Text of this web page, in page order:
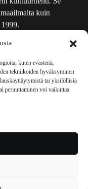
kuten evästeitä,
tekniikoiden hyväksyminen
tai yksilöllisiä
peruuttaminen voi vaikuttaa
kuin